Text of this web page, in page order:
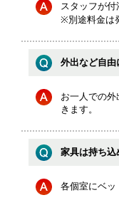
スタッフが
※別途料金は
外出など自由
お一人での
きます。
家具は持ち込
各個室にベッ